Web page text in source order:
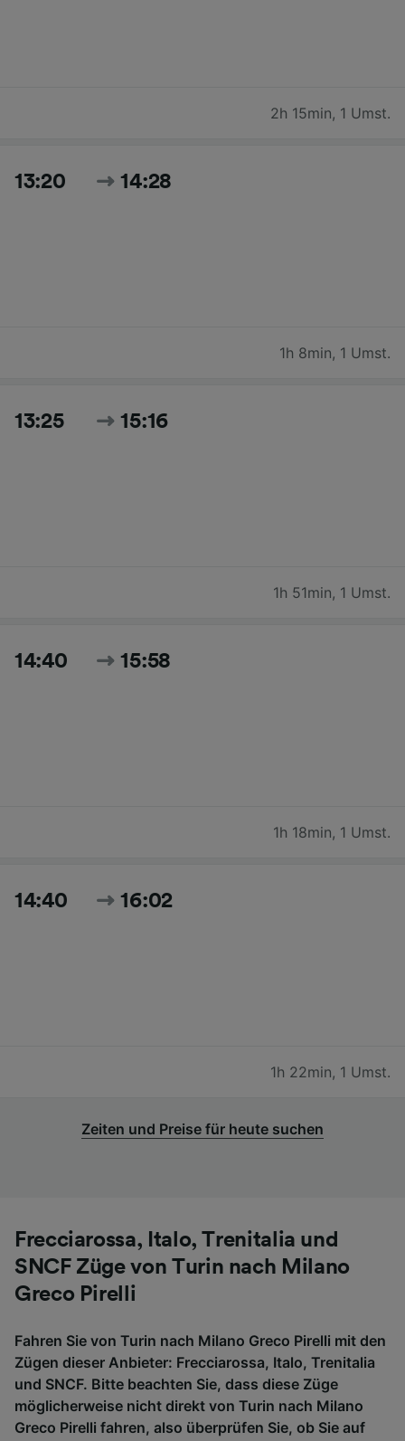
2h 15min, 1 Umst.
13:20 14:28
1h 8min, 1 Umst.
13:25 15:16
1h 51min, 1 Umst.
14:40 15:58
1h 18min, 1 Umst.
14:40 16:02
1h 22min, 1 Umst.
Zeiten und Preise für heute suchen
Frecciarossa, Italo, Trenitalia und
SNCF Züge von Turin nach Milano
Greco Pirelli
Fahren Sie von Turin nach Milano Greco Pirelli mit den
Zügen dieser Anbieter: Frecciarossa, Italo, Trenitalia
und SNCF. Bitte beachten Sie, dass diese Züge
möglicherweise nicht direkt von Turin nach Milano
Greco Pirelli fahren, also überprüfen Sie, ob Sie auf